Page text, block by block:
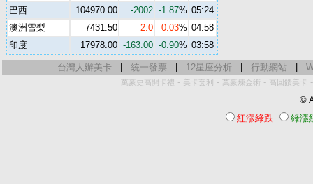
巴西
104970.00 -2002 -1.87% 05:24
澳洲雪梨
7431.50 2.0 0.03% 04:58
印度
17978.00 -163.00 -0.90% 03:58
台灣人辦美卡| 統一發票 12星座分析 行動網站
萬豪史高開卡禮 - 美卡套利 - 萬豪煉金術 - 高回饋美卡
©
紅漲綠跌
綠漲